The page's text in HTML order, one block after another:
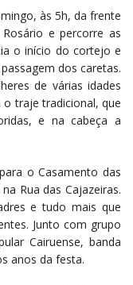
às 5h, da frente
e percorre as
o início do cortejo e
dos caretas.
de várias idades
o traje tradicional, que
e na cabeça a
o Casamento das
Rua das Cajazeiras.
e tudo mais que
Junto com grupo
Cairuense, banda
anos da festa.